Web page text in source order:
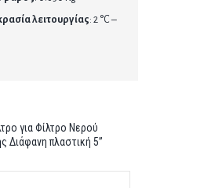
λειτουργίας: 2 °C –
για Φίλτρο Νερού
Διάφανη πλαστική 5”